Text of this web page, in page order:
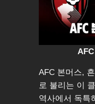
AFC 본머스,
로 불리는 이
역사에서 독특